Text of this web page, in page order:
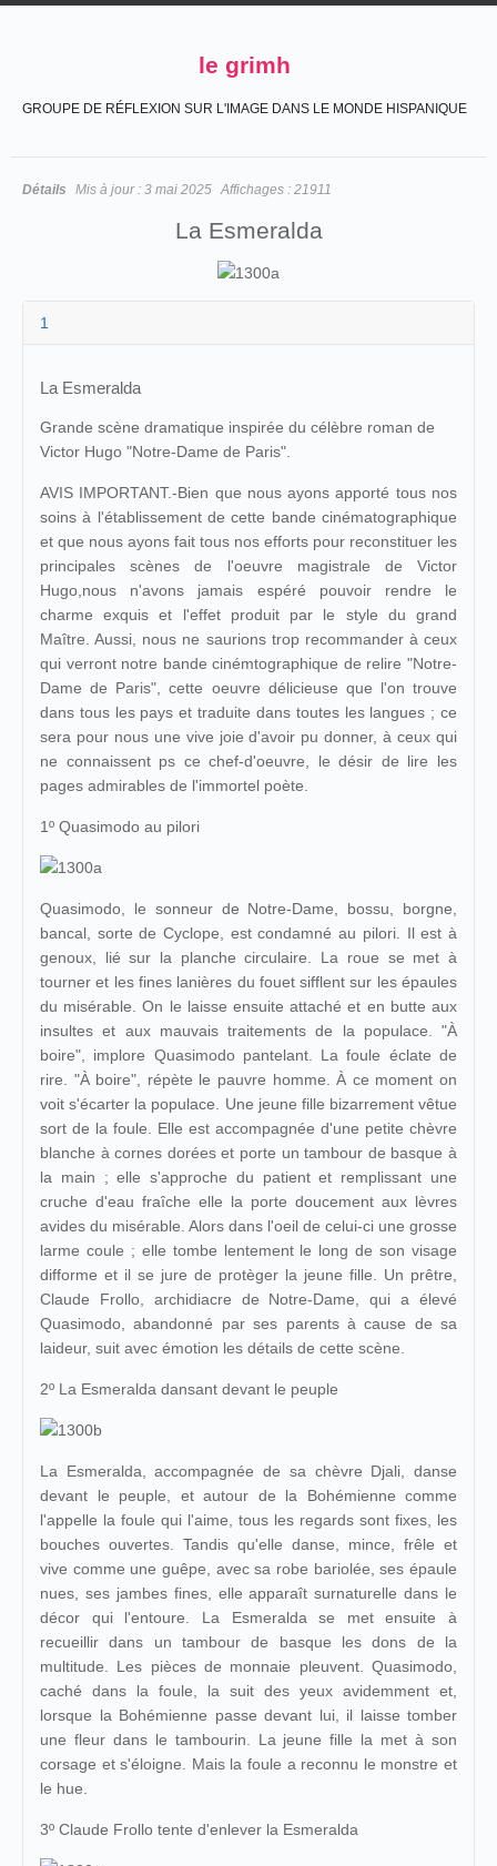
le grimh
GROUPE DE RÉFLEXION SUR L'IMAGE DANS LE MONDE HISPANIQUE
Détails Mis à jour : 3 mai 2025 Affichages : 21911
La Esmeralda
1
La Esmeralda
Grande scène dramatique inspirée du célèbre roman de
Victor Hugo "Notre-Dame de Paris".
AVIS IMPORTANT.-Bien que nous ayons apporté tous nos
soins à l'établissement de cette bande cinématographique
et que nous ayons fait tous nos efforts pour reconstituer les
principales scènes de l'oeuvre magistrale de Victor
Hugo,nous n'avons jamais espéré pouvoir rendre le
charme exquis et l'effet produit par le style du grand
Maître. Aussi, nous ne saurions trop recommander à ceux
qui verront notre bande cinémtographique de relire "Notre-
Dame de Paris", cette oeuvre délicieuse que l'on trouve
dans tous les pays et traduite dans toutes les langues ; ce
sera pour nous une vive joie d'avoir pu donner, à ceux qui
ne connaissent ps ce chef-d'oeuvre, le désir de lire les
pages admirables de l'immortel poète.
1º Quasimodo au pilori
Quasimodo, le sonneur de Notre-Dame, bossu, borgne,
bancal, sorte de Cyclope, est condamné au pilori. Il est à
genoux, lié sur la planche circulaire. La roue se met à
tourner et les fines lanières du fouet sifflent sur les épaules
du misérable. On le laisse ensuite attaché et en butte aux
insultes et aux mauvais traitements de la populace. "À
boire", implore Quasimodo pantelant. La foule éclate de
rire. "À boire", répète le pauvre homme. À ce moment on
voit s'écarter la populace. Une jeune fille bizarrement vêtue
sort de la foule. Elle est accompagnée d'une petite chèvre
blanche à cornes dorées et porte un tambour de basque à
la main ; elle s'approche du patient et remplissant une
cruche d'eau fraîche elle la porte doucement aux lèvres
avides du misérable. Alors dans l'oeil de celui-ci une grosse
larme coule ; elle tombe lentement le long de son visage
difforme et il se jure de protèger la jeune fille. Un prêtre,
Claude Frollo, archidiacre de Notre-Dame, qui a élevé
Quasimodo, abandonné par ses parents à cause de sa
laideur, suit avec émotion les détails de cette scène.
2º La Esmeralda dansant devant le peuple
La Esmeralda, accompagnée de sa chèvre Djali, danse
devant le peuple, et autour de la Bohémienne comme
l'appelle la foule qui l'aime, tous les regards sont fixes, les
bouches ouvertes. Tandis qu'elle danse, mince, frêle et
vive comme une guêpe, avec sa robe bariolée, ses épaule
nues, ses jambes fines, elle apparaît surnaturelle dans le
décor qui l'entoure. La Esmeralda se met ensuite à
recueillir dans un tambour de basque les dons de la
multitude. Les pièces de monnaie pleuvent. Quasimodo,
caché dans la foule, la suit des yeux avidemment et,
lorsque la Bohémienne passe devant lui, il laisse tomber
une fleur dans le tambourin. La jeune fille la met à son
corsage et s'éloigne. Mais la foule a reconnu le monstre et
le hue.
3º Claude Frollo tente d'enlever la Esmeralda